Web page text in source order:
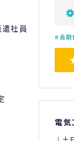
社員
長期
電気